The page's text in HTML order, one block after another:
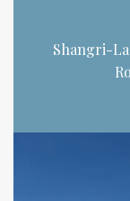
Shangri-La